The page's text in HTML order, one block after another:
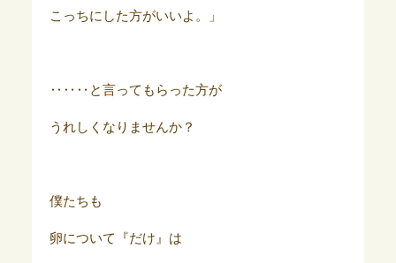
こっちにした方がいいよ。」
‥‥‥と言ってもらった方が
うれしくなりませんか？
僕たちも
卵について『だけ』は